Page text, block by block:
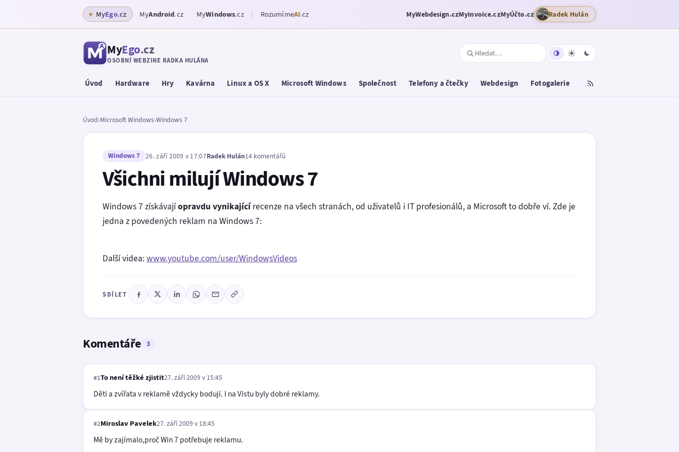
MyEgo.cz MyAndroid.cz MyWindows.cz RozumímeAI.cz MyWebdesign.czMyInvoice.czMyÚčto.cz Radek Hulán
MyEgo.cz
OSOBNÍ WEBZINE RADKA HULÁNA
Úvod Hardware Hry Kavárna Linux a OS X Microsoft Windows Společnost Telefony a čtečky Webdesign Fotogalerie
Úvod›Microsoft Windows›Windows 7
Windows 7 26. září 2009 v 17:07Radek Hulán14 komentářů
Všichni milují Windows 7
Windows 7 získávajíopravdu vynikajícírecenze na všech stranách, od uživatelů i IT profesionálů, a Microsoft to dobře ví. Zde je
jedna z povedených reklam na Windows 7:
Další videa:www.youtube.com/user/WindowsVideos
SDÍLET
Komentáře 3
#1To není těžké zjistit27. září 2009 v 15:45
Děti a zvířata v reklamě vždycky bodují. I na Vistu byly dobré reklamy.
#2Miroslav Pavelek27. září 2009 v 18:45
Mě by zajímalo,proč Win 7 potřebuje reklamu.